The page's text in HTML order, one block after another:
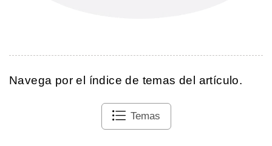
Navega por el índice de temas del artículo.
Temas